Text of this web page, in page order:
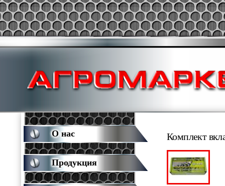
Комплект
О нас
Продукция